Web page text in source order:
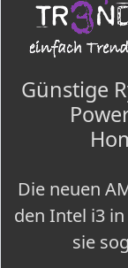
Günstige
Die neuen
den Intel i3
sie